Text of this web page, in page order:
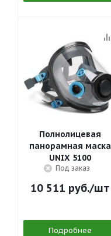
Полнолицевая
панорамная маска
UNIX 5100
Под заказ
10 511 руб./шт
Подробнее